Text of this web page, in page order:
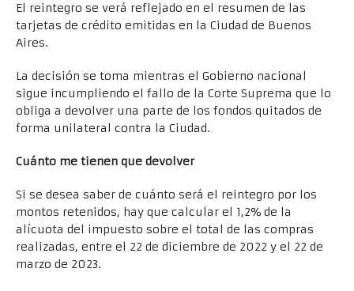
El reintegro se verá reflejado en el resumen de las
tarjetas de crédito emitidas en la Ciudad de Buenos
Aires.
La decisión se toma mientras el Gobierno nacional
sigue incumpliendo el fallo de la Corte Suprema que lo
obliga a devolver una parte de los fondos quitados de
forma unilateral contra la Ciudad.
Cuánto me tienen que devolver
Si se desea saber de cuánto será el reintegro por los
montos retenidos, hay que calcular el 1,2% de la
alícuota del impuesto sobre el total de las compras
realizadas, entre el 22 de diciembre de 2022 y el 22 de
marzo de 2023.